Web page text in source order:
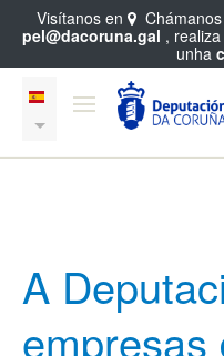
A
empresas
Visítanos en
pel@dacoruna.gal ,
unha